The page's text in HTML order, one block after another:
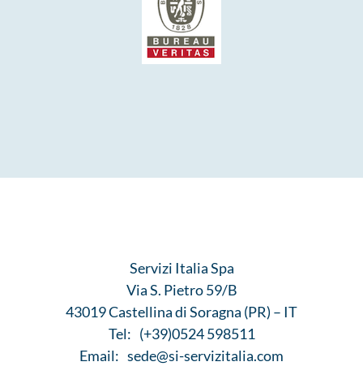
Servizi Italia Spa
Via S. Pietro 59/B
43019 Castellina di Soragna (PR) – IT
Tel: (+39)0524 598511
Email: sede@si-servizitalia.com